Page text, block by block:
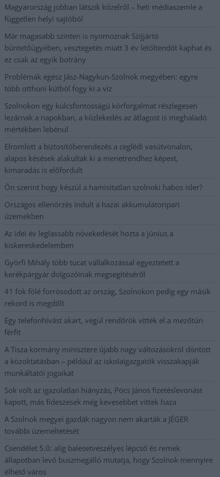
Magyarország jobban látszik közelről – heti médiaszemle a
független helyi sajtóból
Már magasabb szinten is nyomoznak Szijjártó
büntetőügyében, vesztegetés miatt 3 év letöltendőt kaphat és
ez csak az egyik botrány
Problémák egész Jász-Nagykun-Szolnok megyében: egyre
több otthoni kútból fogy ki a víz
Szolnokon egy kulcsfontosságú körforgalmat részlegesen
lezárnak a napokban, a közlekedés az átlagost is meghaladó
mértékben lebénul
Elromlott a biztosítóberendezés a ceglédi vasútvonalon,
alapos késések alakultak ki a menetrendhez képest,
kimaradás is előfordult
Ön szerint hogy készül a hamisítatlan szolnoki habos isler?
Országos ellenőrzés indult a hazai akkumulátoripari
üzemekben
Az idei év leglassabb növekedését hozta a június a
kiskereskedelemben
Györfi Mihály több tucat vállalkozással egyeztetett a
kerékpárgyár dolgozóinak megsegítéséről
41 fok fölé forrósodott az ország, Szolnokon pedig egy másik
rekord is megdőlt
Egy telefonhívást akart, végül rendőrök vitték el a mezőtúri
férfit
A Tisza kormány minisztere újabb nagy változásokról döntött
a közoktatásban – például az iskolaigazgatók visszakapják
munkáltatói jogaikat
Sok volt az igazolatlan hiányzás, Pócs János fizetéslevonást
kapott, más fideszesek még kevesebbet vittek haza
A Szolnok megyei gazdák nagyon nem akarták a JÉGER
további üzemeltetését
Csendélet 5.0: alig balesetveszélyes lépcső és remek
állapotban levő buszmegálló mutatja, hogy Szolnok mennyire
élhető város